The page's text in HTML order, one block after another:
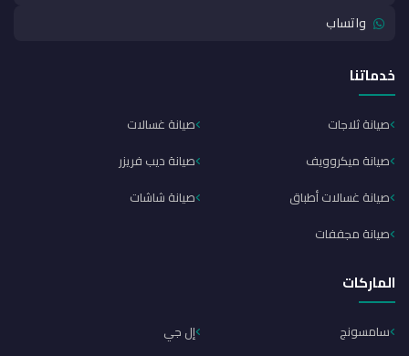
واتساب
خدماتنا
صيانة ثلاجات
صيانة غسالات
صيانة ميكروويف
صيانة ديب فريزر
صيانة غسالات أطباق
صيانة شاشات
صيانة مجففات
الماركات
سامسونج
إل جي